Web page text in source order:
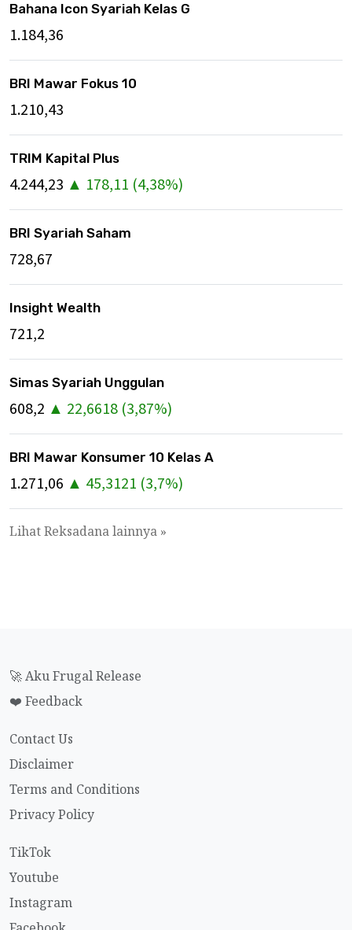
Bahana Icon Syariah Kelas G
1.184,36
BRI Mawar Fokus 10
1.210,43
TRIM Kapital Plus
4.244,23 ▲ 178,11 (4,38%)
BRI Syariah Saham
728,67
Insight Wealth
721,2
Simas Syariah Unggulan
608,2 ▲ 22,6618 (3,87%)
BRI Mawar Konsumer 10 Kelas A
1.271,06 ▲ 45,3121 (3,7%)
Lihat Reksadana lainnya »
🚀 Aku Frugal Release
❤️ Feedback
Contact Us
Disclaimer
Terms and Conditions
Privacy Policy
TikTok
Youtube
Instagram